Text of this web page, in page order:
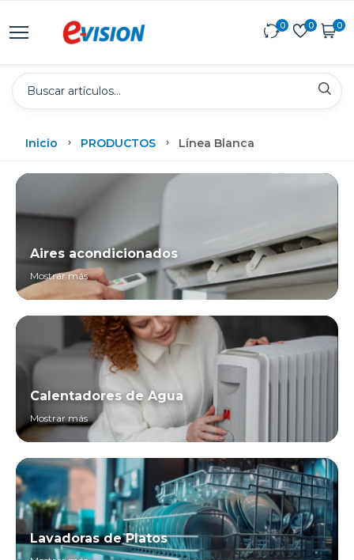
0 0 0
Inicio PRODUCTOS Línea Blanca
Aires acondicionados
Mostrar más
Calentadores de Agua
Mostrar más
Lavadoras de Platos